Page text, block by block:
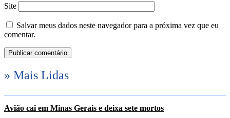
Site
Salvar meus dados neste navegador para a próxima vez que eu
comentar.
» Mais Lidas
Avião cai em Minas Gerais e deixa sete mortos